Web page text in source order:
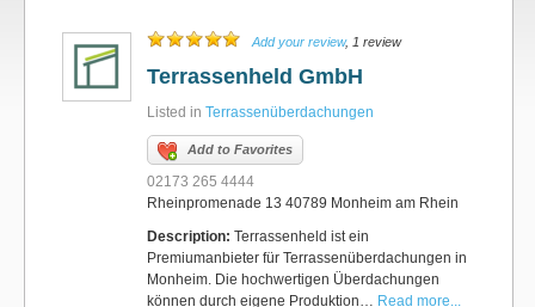
Add your review, 1 review
Terrassenheld GmbH
Listed in Terrassenüberdachungen
Add to Favorites
02173 265 4444
Rheinpromenade 13 40789 Monheim am Rhein
Description: Terrassenheld ist ein
Premiumanbieter für Terrassenüberdachungen in
Monheim. Die hochwertigen Überdachungen
können durch eigene Produktion… Read more...